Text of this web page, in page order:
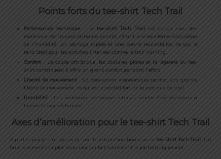
Points forts du tee-shirt Tech Trail
Performance technique : Letee-shirt Tech Trail est conçu avec des
matériaux techniques de haute qualité, offrant une excellente évacuation
de l’humidité, un séchage rapide et une bonne respirabilité, ce qui le
rend idéal pour les activités intenses comme le trail running.
Confort : La coupe athlétique, les coutures plates et la légèreté du tee-
shirt contribuent à offrir un grand confort pendant l’effort.
Liberté de mouvement : La conception ergonomique permet une grande
liberté de mouvement, ce qui est essentiel lors de la pratique du trail.
Durabilité : Les matériaux techniques utilisés semble être résistants à
l’usure et aux déchirures.
Axes d’amélioration pour le tee-shirt Tech Trail
A part le prix je n’ai pas vu de points « d’amélioration » sur ce tee-shirt Tech Trail . Un
haut vraiment complet selon moi qui fait totalement le job techniquement.